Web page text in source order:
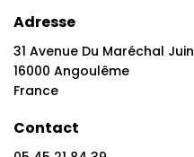
Adresse
31 Avenue Du Maréchal Juin
16000 Angoulême
France
Contact